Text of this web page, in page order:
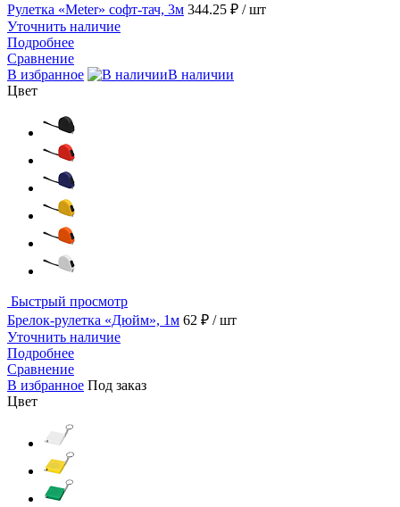
Рулетка «Meter» софт-тач, 3м 344.25 ₽ / шт
Уточнить наличие
Подробнее
Сравнение
В избранное
В наличии
Цвет
Быстрый просмотр
Брелок-рулетка «Дюйм», 1м 62 ₽ / шт
Уточнить наличие
Подробнее
Сравнение
В избранное Под заказ
Цвет